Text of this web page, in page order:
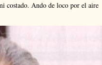
costado. Ando de loco por el aire